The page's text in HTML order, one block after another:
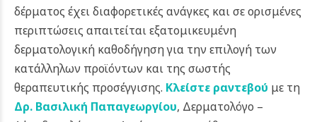
δέρματος έχει διαφορετικές ανάγκες και σε ορισμένες
περιπτώσεις απαιτείται εξατομικευμένη
δερματολογική καθοδήγηση για την επιλογή των
κατάλληλων προϊόντων και της σωστής
θεραπευτικής προσέγγισης. Κλείστε ραντεβού με τη
Δρ. Βασιλική Παπαγεωργίου, Δερματολόγο –